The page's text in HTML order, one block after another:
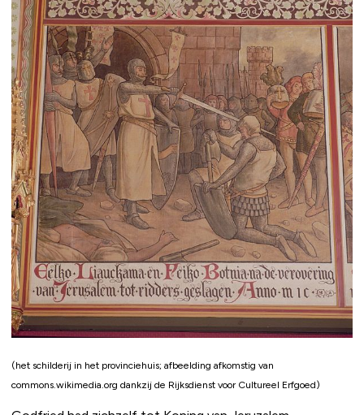
(het schilderij in het provinciehuis; afbeelding afkomstig van
commons.wikimedia.org dankzij de Rijksdienst voor Cultureel Erfgoed)